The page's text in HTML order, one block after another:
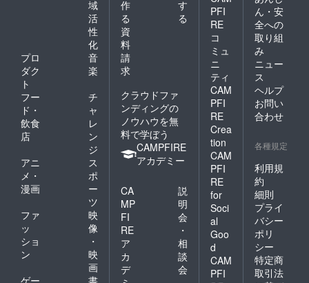
名前ま
たは
ニック
ネーム
の文字
のみの
掲載も
可能で
す。 ※
ロゴ・
バナー
ル添付
送りく
ださ
い。
（jpg・
png・
pdf） ④
ばずー
る公式
応援団
用のデ
ジタル
域
活
性
化
プロ
ダク
ト
音
楽
フー
ド・
飲食
店
チ
ャ
レ
ン
ジ
アニ
メ・
漫画
ス
ポ
ー
ツ
ファ
ッ
ショ
ン
映
像
・
映
画
ゲー
書
作
る
す
る
資
料
請
求
クラウドファ
ンディングの
ノウハウを無
料で学ぼう
CAMPFIRE
アカデミー
CA
MP
FI
RE
ア
カ
デ
説
明
会
・
相
談
会
PFI
RE
コ
ミュ
ニ
ティ
CAM
PFI
RE
Crea
tion
CAM
PFI
RE
for
Soci
al
Goo
d
CAM
PFI
ん・安
全への
取り組
み
ニュー
ス
ヘルプ
お問い
合わせ
各種規定
利用規
約
細則
プライ
バシー
ポリ
シー
特定商
取引法